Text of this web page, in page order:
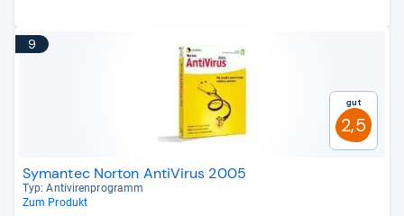
9
Gut
2,5
Symantec Norton AntiVirus 2005
Typ: Anti­vi­ren­pro­gramm
Zum Produkt